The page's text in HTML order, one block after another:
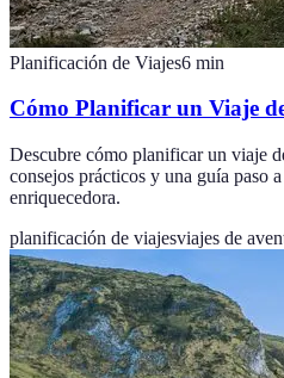
Planificación de Viajes6 min
Cómo Planificar un Viaje
Descubre cómo planificar un viaje
consejos prácticos y una guía paso
enriquecedora.
planificación de viajesviajes de